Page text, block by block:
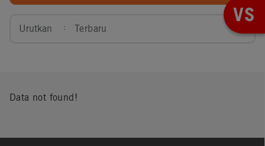
Urutkan Terbaru
Data not found!
VS